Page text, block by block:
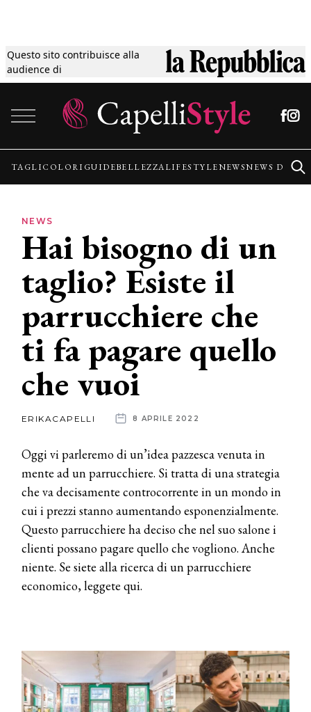
Questo sito contribuisce alla
audience di
Tagli
Colori
Guide
Lifestyle
News
News
dalle
aziende
TAGLICOLORI GUIDEBELLEZZALIFESTYLENEWSNEWS
NEWS
Hai bisogno di un
taglio? Esiste il
parrucchiere che
ti fa pagare quello
che vuoi
ERIKACAPELLI 8 APRILE 2022
Oggi vi parleremo di un’idea pazzesca venuta in
mente ad un parrucchiere. Si tratta di una strategia
che va decisamente controcorrente in un mondo in
cui i prezzi stanno aumentando esponenzialmente.
Questo parrucchiere ha deciso che nel suo salone i
clienti possano pagare quello che vogliono. Anche
niente. Se siete alla ricerca di un parrucchiere
economico, leggete qui.